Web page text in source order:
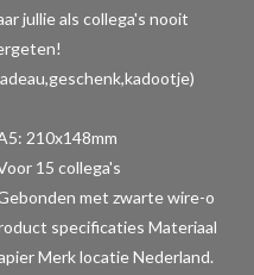
jullie als collega's nooit
210x148mm
15 collega's
met zwarte wire-o
specificaties Materiaal
Merk locatie Nederland.